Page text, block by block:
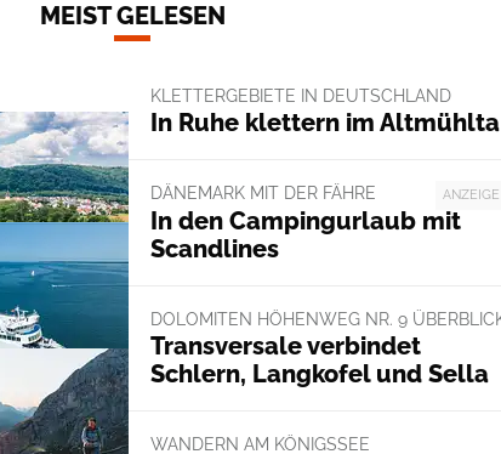
MEIST GELESEN
KLETTERGEBIETE IN DEUTSCHLAND
In Ruhe klettern im
ANZEIGE
DÄNEMARK MIT DER FÄHRE
In den Campingurlaub mit
Scandlines
DOLOMITEN HÖHENWEG NR. 9
Transversale verbindet
Schlern, Langkofel und Sella
WANDERN AM KÖNIGSSEE